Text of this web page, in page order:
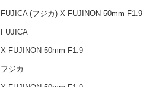
FUJICA (フジカ) X-FUJINON 50mm F1.9
FUJICA
X-FUJINON 50mm F1.9
フジカ